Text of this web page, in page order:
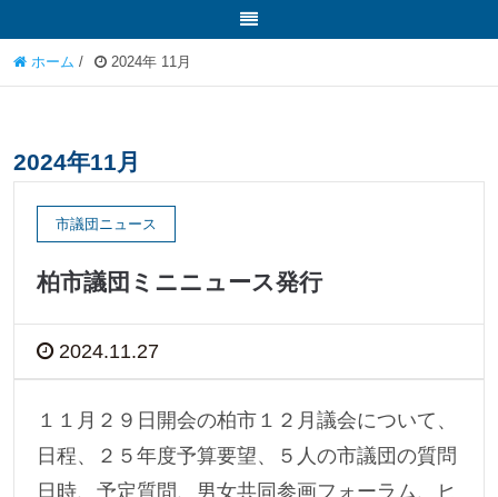
ホーム / 2024年 11月
2024年11月
市議団ニュース
柏市議団ミニニュース発行
2024.11.27
１１月２９日開会の柏市１２月議会について、
日程、２５年度予算要望、５人の市議団の質問
日時、予定質問、男女共同参画フォーラム、ヒ